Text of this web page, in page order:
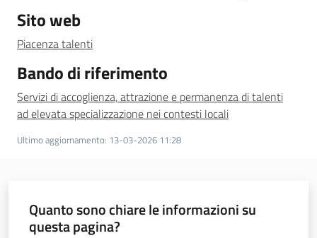
Sito web
Piacenza talenti
Bando di riferimento
Servizi di accoglienza, attrazione e permanenza di talenti
ad elevata specializzazione nei contesti locali
Ultimo aggiornamento: 13-03-2026 11:28
Quanto sono chiare le informazioni su
questa pagina?